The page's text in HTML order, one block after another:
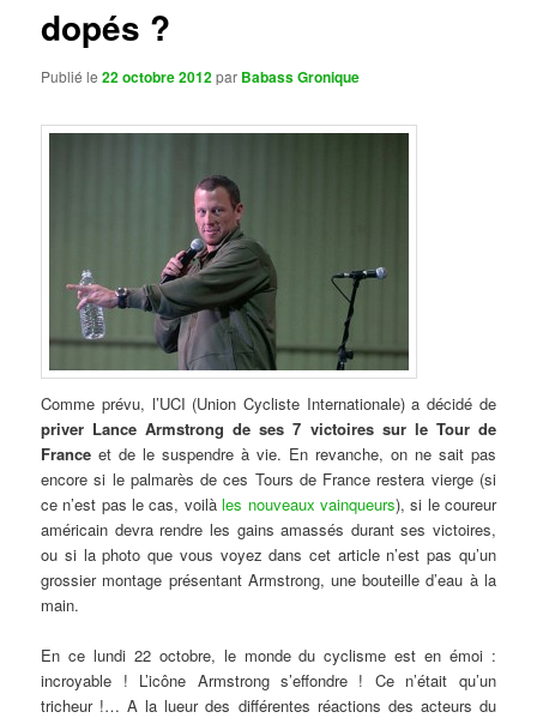
dopés ?
Publié le22 octobre 2012par Babass Gronique
Comme prévu, l’UCI (Union Cycliste Internationale) a décidé de
priver Lance Armstrong de ses 7 victoires sur le Tour de
France et de le suspendre à vie. En revanche, on ne sait pas
encore si le palmarès de ces Tours de France restera vierge (si
ce n’est pas le cas, voilàles nouveaux vainqueurs), si le coureur
américain devra rendre les gains amassés durant ses victoires,
ou si la photo que vous voyez dans cet article n’est pas qu’un
grossier montage présentant Armstrong, une bouteille d’eau à la
main.
En ce lundi 22 octobre, le monde du cyclisme est en émoi :
incroyable ! L’icône Armstrong s’effondre ! Ce n’était qu’un
tricheur !… A la lueur des différentes réactions des acteurs du